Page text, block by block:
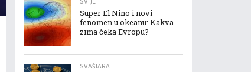
Super El Nino i novi
fenomen u okeanu: Kakva
zima čeka Evropu?
SVAŠTARA